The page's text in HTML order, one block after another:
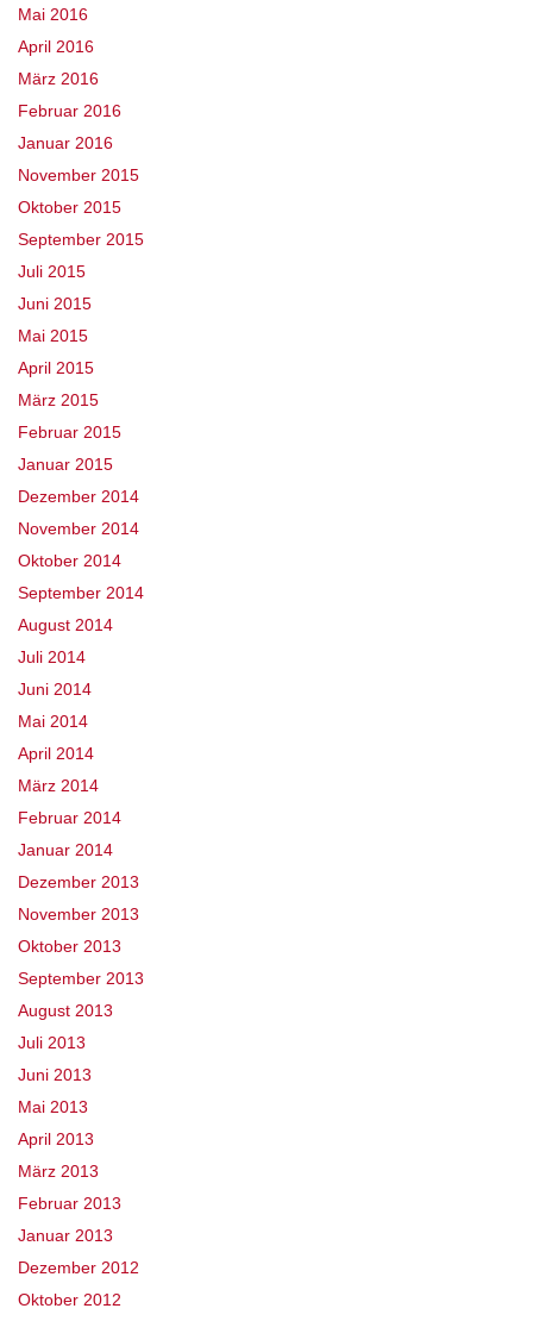
Mai 2016
April 2016
März 2016
Februar 2016
Januar 2016
November 2015
Oktober 2015
September 2015
Juli 2015
Juni 2015
Mai 2015
April 2015
März 2015
Februar 2015
Januar 2015
Dezember 2014
November 2014
Oktober 2014
September 2014
August 2014
Juli 2014
Juni 2014
Mai 2014
April 2014
März 2014
Februar 2014
Januar 2014
Dezember 2013
November 2013
Oktober 2013
September 2013
August 2013
Juli 2013
Juni 2013
Mai 2013
April 2013
März 2013
Februar 2013
Januar 2013
Dezember 2012
Oktober 2012